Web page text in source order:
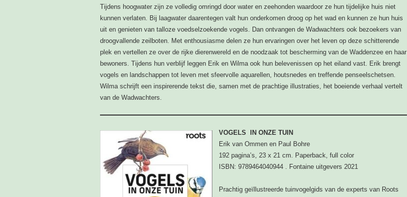
Tijdens hoogwater zijn ze volledig omringd door water en zeehonden waardoor ze hun tijdelijke huis niet
kunnen verlaten. Bij laagwater daarentegen valt hun onderkomen droog op het wad en kunnen ze hun huis
uit en genieten van talloze voedselzoekende vogels. Dan ontvangen de Wadwachters ook bezoekers van
droogvallende zeilboten. Met enthousiasme delen ze hun ervaringen over het leven op deze schitterende
plek en vertellen ze over de rijke dierenwereld en de noodzaak tot bescherming van de Waddenzee en haar
bewoners. Tijdens hun verblijf leggen Erik en Wilma ook hun belevenissen op het eiland vast. Erik brengt
vogels en landschappen tot leven met sfeervolle aquarellen, houtsnedes en treffende penseelschetsen.
Wilma schrijft een inspirerende tekst die, samen met de prachtige illustraties, het boeiende verhaal vertelt
van de Wadwachters.
VOGELS IN ONZE TUIN
Erik van Ommen en Paul Bohre
192 pagina’s, 23 x 21 cm. Paperback, full color
ISBN: 9789464040944 . Fontaine uitgevers 2021
Prachtig geïllustreerde tuinvogelgids van de experts van Roots